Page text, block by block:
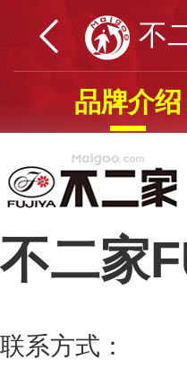
不
品牌介绍
不二家
联系方式：